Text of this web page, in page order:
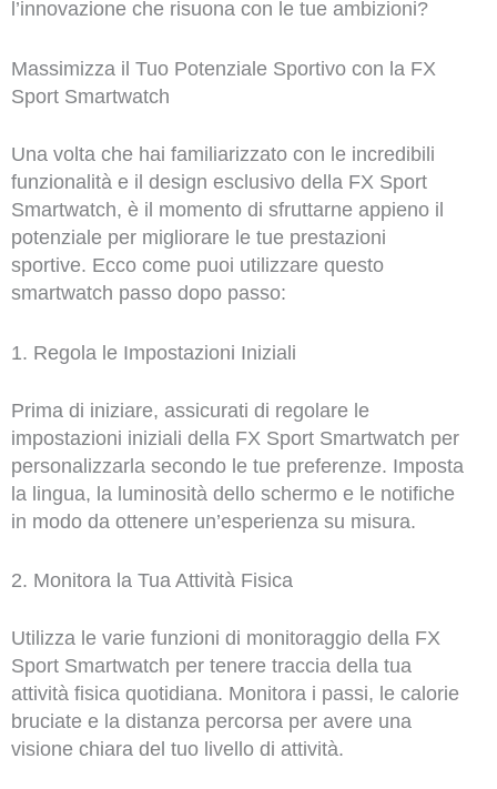
l’innovazione che risuona con le tue ambizioni?
Massimizza il Tuo Potenziale Sportivo con la FX
Sport Smartwatch
Una volta che hai familiarizzato con le incredibili
funzionalità e il design esclusivo della FX Sport
Smartwatch, è il momento di sfruttarne appieno il
potenziale per migliorare le tue prestazioni
sportive. Ecco come puoi utilizzare questo
smartwatch passo dopo passo:
1. Regola le Impostazioni Iniziali
Prima di iniziare, assicurati di regolare le
impostazioni iniziali della FX Sport Smartwatch per
personalizzarla secondo le tue preferenze. Imposta
la lingua, la luminosità dello schermo e le notifiche
in modo da ottenere un’esperienza su misura.
2. Monitora la Tua Attività Fisica
Utilizza le varie funzioni di monitoraggio della FX
Sport Smartwatch per tenere traccia della tua
attività fisica quotidiana. Monitora i passi, le calorie
bruciate e la distanza percorsa per avere una
visione chiara del tuo livello di attività.